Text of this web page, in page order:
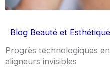
Blog Beauté et Esthétique
Progrès technologiques
aligneurs invisibles